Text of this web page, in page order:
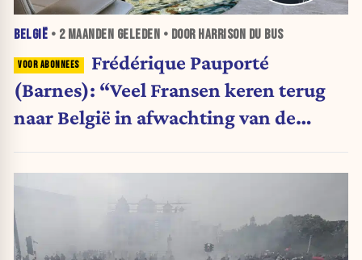
BELGIË • 2 MAANDEN GELEDEN • DOOR HARRISON DU BUS
Frédérique Pauporté
(Barnes): “Veel Fransen keren terug
naar België in afwachting van de